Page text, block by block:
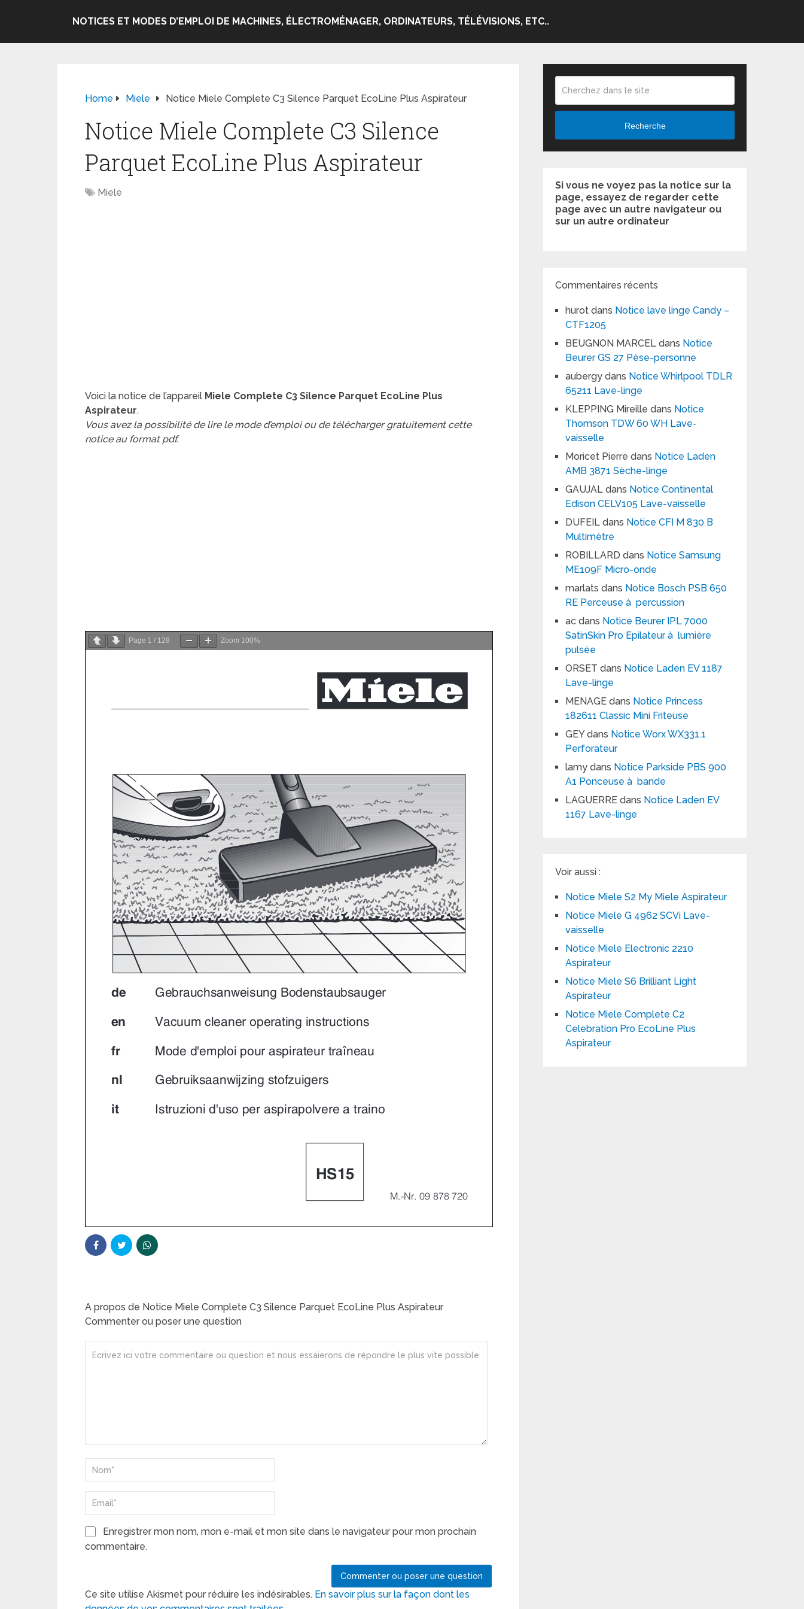
NOTICES ET MODES D’EMPLOI DE MACHINES, ÉLECTROMÉNAGER, ORDINATEURS, TÉLÉVISIONS, ETC..
Home Miele Notice Miele Complete C3 Silence Parquet EcoLine Plus Aspirateur
Notice Miele Complete C3 Silence
Parquet EcoLine Plus Aspirateur
Miele
Voici la notice de l’appareil Miele Complete C3 Silence Parquet EcoLine Plus
Aspirateur.
Vous avez la possibilité de lire le mode d’emploi ou de télécharger gratuitement cette
notice au format pdf.
Page 1 / 128 Zoom 100%
A propos de Notice Miele Complete C3 Silence Parquet EcoLine Plus Aspirateur
Commenter ou poser une question
Enregistrer mon nom, mon e-mail et mon site dans le navigateur pour mon prochain
commentaire.
Ce site utilise Akismet pour réduire les indésirables. En savoir plus sur la façon dont les
Recherche
Si vous ne voyez pas la notice sur la
page, essayez de regarder cette
page avec un autre navigateur ou
sur un autre ordinateur
Commentaires récents
hurot dans Notice lave linge Candy –
CTF1205
BEUGNON MARCEL dans Notice
Beurer GS 27 Pèse-personne
aubergy dans Notice Whirlpool TDLR
65211 Lave-linge
KLEPPING Mireille dans Notice
Thomson TDW 60 WH Lave-
vaisselle
Moricet Pierre dans Notice Laden
AMB 3871 Sèche-linge
GAUJAL dans Notice Continental
Edison CELV105 Lave-vaisselle
DUFEIL dans Notice CFI M 830 B
Multimètre
ROBILLARD dans Notice Samsung
ME109F Micro-onde
marlats dans Notice Bosch PSB 650
RE Perceuse à percussion
ac dans Notice Beurer IPL 7000
SatinSkin Pro Epilateur à lumière
pulsée
ORSET dans Notice Laden EV 1187
Lave-linge
MENAGE dans Notice Princess
182611 Classic Mini Friteuse
GEYdans Notice Worx WX331.1
Perforateur
lamy dans Notice Parkside PBS 900
A1 Ponceuse à bande
LAGUERRE dans Notice Laden EV
1167 Lave-linge
Voir aussi :
Notice Miele S2 My Miele Aspirateur
Notice Miele G 4962 SCVi Lave-
vaisselle
Notice Miele Electronic 2210
Aspirateur
Notice Miele S6 Brilliant Light
Aspirateur
Notice Miele Complete C2
Celebration Pro EcoLine Plus
Aspirateur